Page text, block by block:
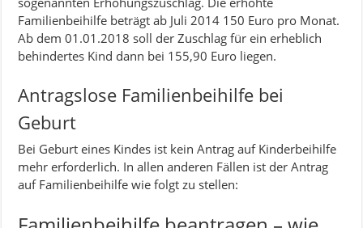
Familienbeihilfe beträgt ab Juli 2014 150 Euro pro Monat.
Ab dem 01.01.2018 soll der Zuschlag für ein erheblich
behindertes Kind dann bei 155,90 Euro liegen.
Antragslose Familienbeihilfe bei
Geburt
Bei Geburt eines Kindes ist kein Antrag auf Kinderbeihilfe
mehr erforderlich. In allen anderen Fällen ist der Antrag
auf Familienbeihilfe wie folgt zu stellen: